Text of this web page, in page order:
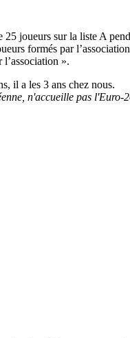
joueurs sur la liste A
formés par
».
il a les 3 ans chez nous.
n'accueille pas l'Euro-